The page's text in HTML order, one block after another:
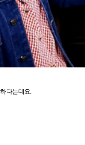
다는데요.